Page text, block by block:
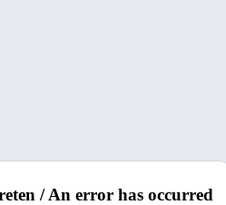
/ An error has occurred